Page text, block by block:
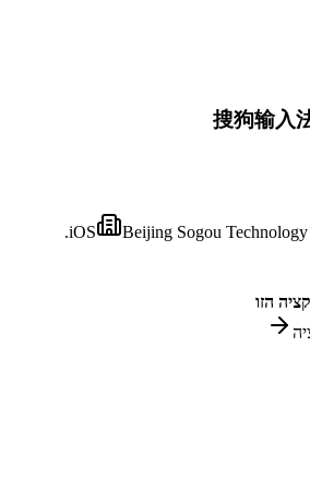
搜狗输入
iOS
Beijing Sogou
הזו